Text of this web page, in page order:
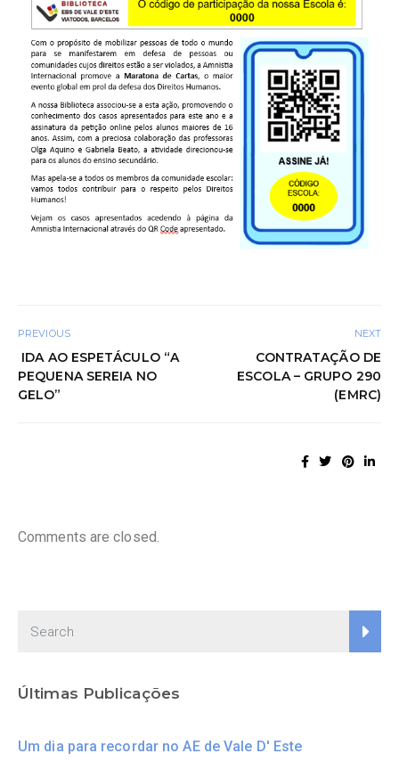
PREVIOUS
IDA AO ESPETÁCULO “A
PEQUENA SEREIA NO
GELO”
NEXT
CONTRATAÇÃO DE
ESCOLA – GRUPO 290
(EMRC)
Comments are closed.
Últimas Publicações
Um dia para recordar no AE de Vale D' Este